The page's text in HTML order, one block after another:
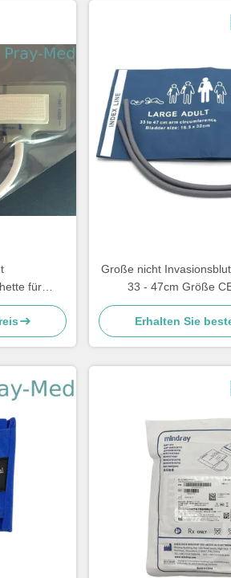
für
Große nicht
33 - 47cm Größe
Erhalten Sie